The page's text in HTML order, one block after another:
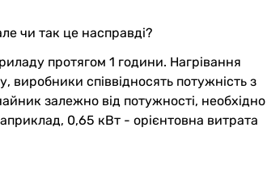
чи так це насправді?
протягом 1 години. Нагрівання
співвідносять потужність з
залежно від потужності, необхідно
0,65 кВт - орієнтовна витрата